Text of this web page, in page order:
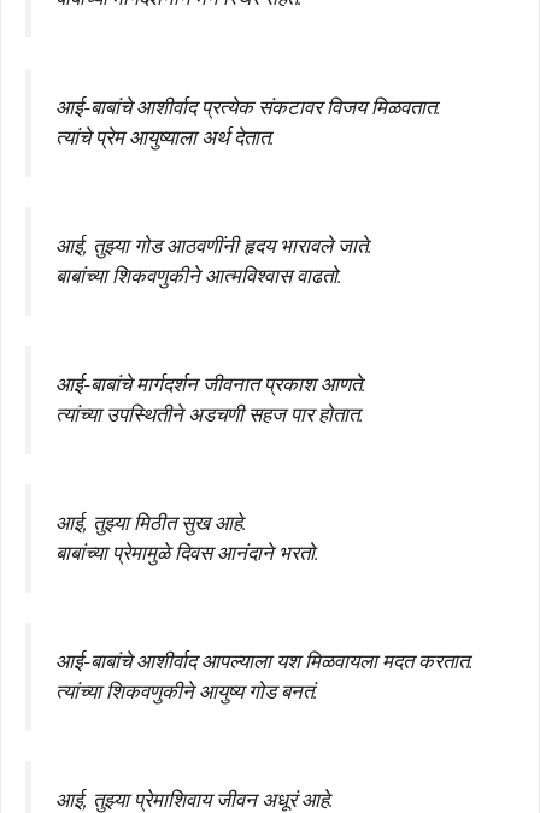
आई-बाबांचे आशीर्वाद प्रत्येक संकटावर विजय मिळवतात.
त्यांचे प्रेम आयुष्याला अर्थ देतात.
आई, तुझ्या गोड आठवणींनी हृदय भारावले जाते.
बाबांच्या शिकवणुकीने आत्मविश्वास वाढतो.
आई-बाबांचे मार्गदर्शन जीवनात प्रकाश आणते.
त्यांच्या उपस्थितीने अडचणी सहज पार होतात.
आई, तुझ्या मिठीत सुख आहे.
बाबांच्या प्रेमामुळे दिवस आनंदाने भरतो.
आई-बाबांचे आशीर्वाद आपल्याला यश मिळवायला मदत करतात.
त्यांच्या शिकवणुकीने आयुष्य गोड बनतं.
आई, तुझ्या प्रेमाशिवाय जीवन अधूरं आहे.